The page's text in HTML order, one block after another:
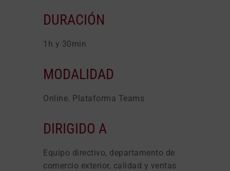
DURACIÓN
1h y 30min
MODALIDAD
Online. Plataforma Teams
DIRIGIDO A
Equipo directivo, departamento de
comercio exterior, calidad y ventas